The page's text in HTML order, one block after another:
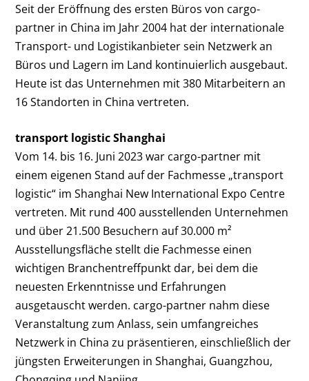
Seit der Eröffnung des ersten Büros von cargo-
partner in China im Jahr 2004 hat der internationale
Transport- und Logistikanbieter sein Netzwerk an
Büros und Lagern im Land kontinuierlich ausgebaut.
Heute ist das Unternehmen mit 380 Mitarbeitern an
16 Standorten in China vertreten.
transport logistic Shanghai
Vom 14. bis 16. Juni 2023 war cargo-partner mit
einem eigenen Stand auf der Fachmesse „transport
logistic“ im Shanghai New International Expo Centre
vertreten. Mit rund 400 ausstellenden Unternehmen
und über 21.500 Besuchern auf 30.000 m²
Ausstellungsfläche stellt die Fachmesse einen
wichtigen Branchentreffpunkt dar, bei dem die
neuesten Erkenntnisse und Erfahrungen
ausgetauscht werden. cargo-partner nahm diese
Veranstaltung zum Anlass, sein umfangreiches
Netzwerk in China zu präsentieren, einschließlich der
jüngsten Erweiterungen in Shanghai, Guangzhou,